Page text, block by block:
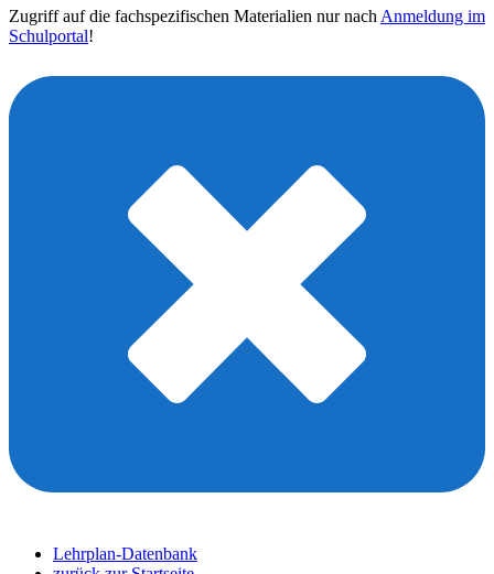
Zugriff auf die fachspezifischen Materialien nur nach Anmeldung im
Schulportal!
Lehrplan-Datenbank